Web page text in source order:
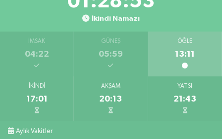
İkindi Namazı
İMSAK
04:22
GÜNEŞ
05:59
ÖĞLE
13:11
İKINDI
17:01
AKŞAM
20:13
YATSI
21:43
Aylık Vakitler